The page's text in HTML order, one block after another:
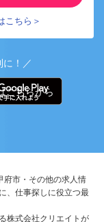
こちら＞
に！／
こちらから
府市・その他の求人情
、仕事探しに役立つ最
株式会社クリエイトが